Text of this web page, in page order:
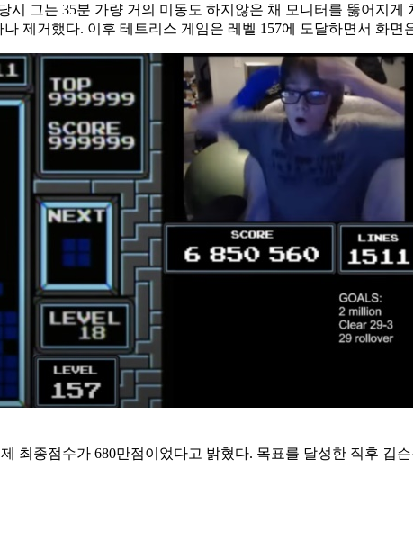
시 그는 35분 가량 거의 미동도 하지않은 채 모니터를 뚫어지
제거했다. 이후 테트리스 게임은 레벨 157에 도달하면서 화면
최종점수가 680만점이었다고 밝혔다. 목표를 달성한 직후